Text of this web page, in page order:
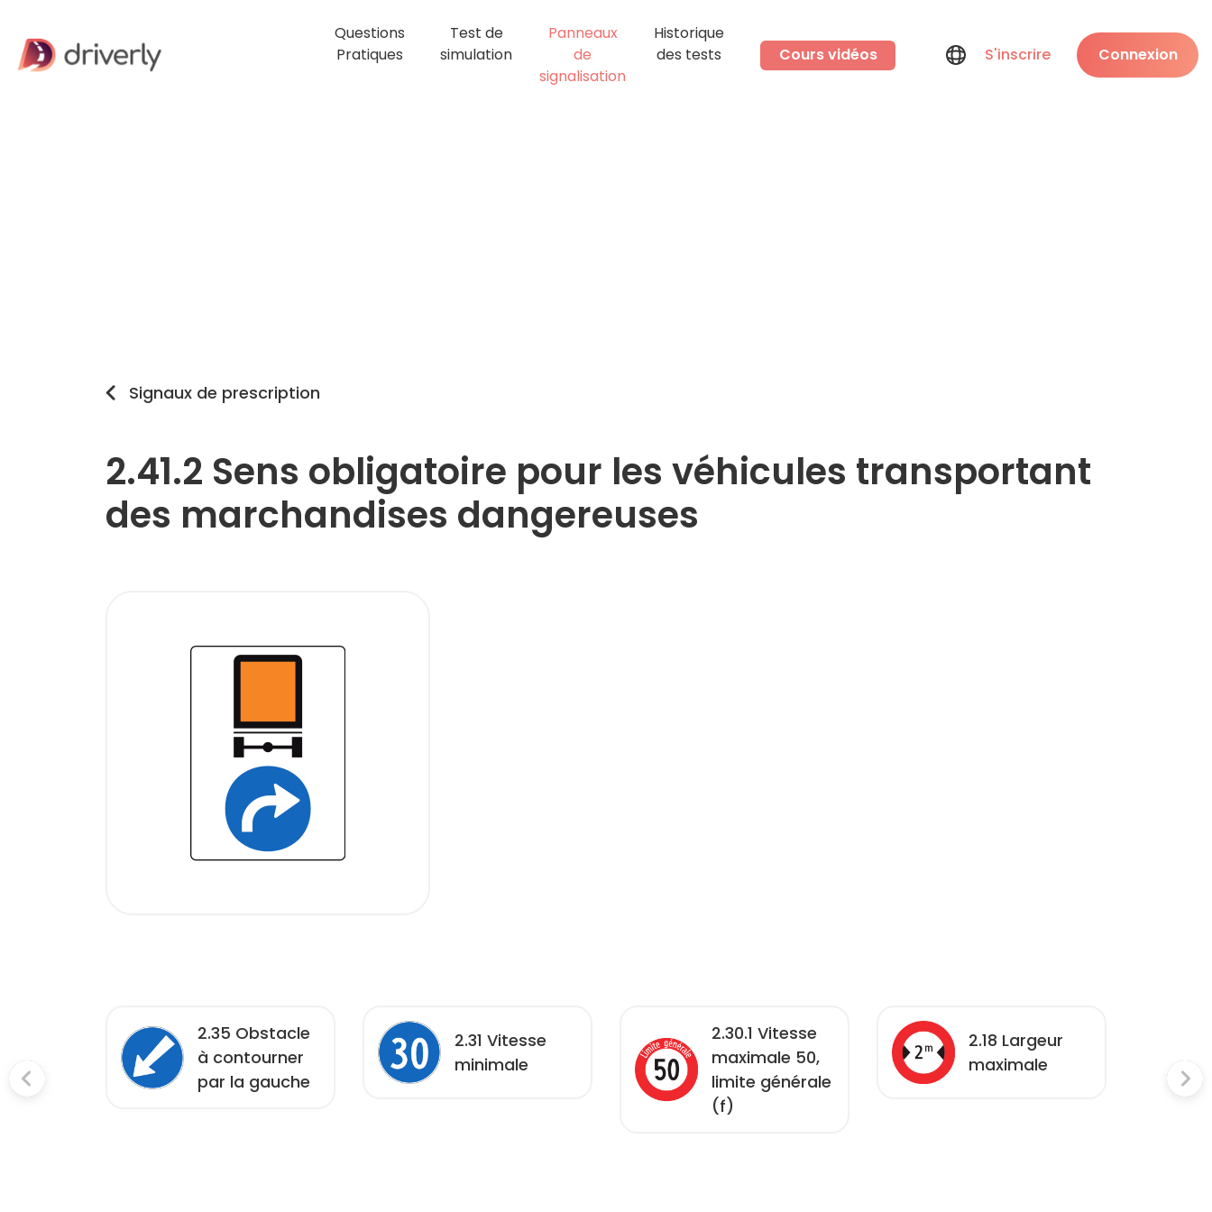
Questions
Pratiques
Test de
simulation
Panneaux
de
signalisation
Historique
des tests
Cours vidéos S'inscrire Connexion
Signaux de prescription
2.41.2 Sens obligatoire pour les véhicules transportant
des marchandises dangereuses
2.35 Obstacle
à contourner
par la gauche
2.31 Vitesse
minimale
2.30.1 Vitesse
maximale 50,
limite générale
(f)
2.18 Largeur
maximale